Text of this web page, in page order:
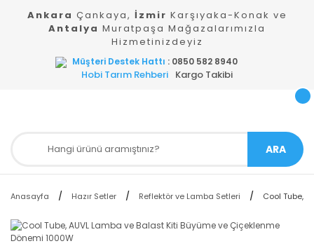
Ankara Çankaya, İzmir Karşıyaka-Konak ve
Antalya Muratpaşa Mağazalarımızla
Hizmetinizdeyiz
Müşteri Destek Hattı : 0850 582 8940
Hobi Tarım Rehberi Kargo Takibi
ARA
Anasayfa Hazır Setler Reflektör ve Lamba Setleri Cool Tube,